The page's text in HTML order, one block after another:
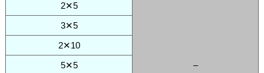
2✕5
–
3✕5
2✕10
5✕5